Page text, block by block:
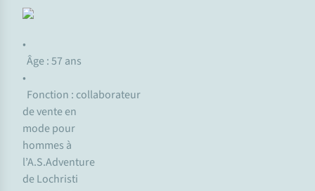
•
Âge : 57 ans
•
Fonction : collaborateur
de vente en
mode pour
hommes à
l’A.S.Adventure
de Lochristi